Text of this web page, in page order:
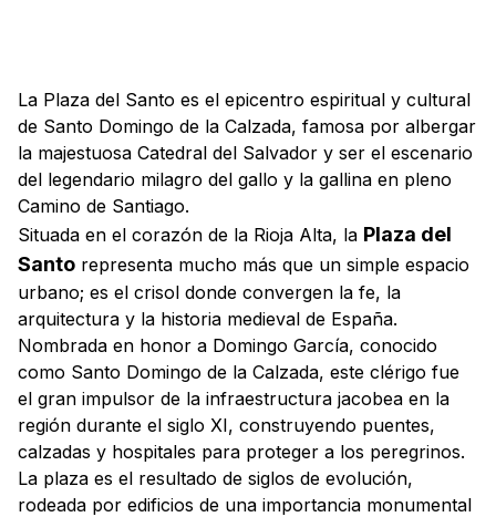
La Plaza del Santo es el epicentro espiritual y cultural
de Santo Domingo de la Calzada, famosa por albergar
la majestuosa Catedral del Salvador y ser el escenario
del legendario milagro del gallo y la gallina en pleno
Camino de Santiago.
Situada en el corazón de la Rioja Alta, la Plaza del
Santo representa mucho más que un simple espacio
urbano; es el crisol donde convergen la fe, la
arquitectura y la historia medieval de España.
Nombrada en honor a Domingo García, conocido
como Santo Domingo de la Calzada, este clérigo fue
el gran impulsor de la infraestructura jacobea en la
región durante el siglo XI, construyendo puentes,
calzadas y hospitales para proteger a los peregrinos.
La plaza es el resultado de siglos de evolución,
rodeada por edificios de una importancia monumental